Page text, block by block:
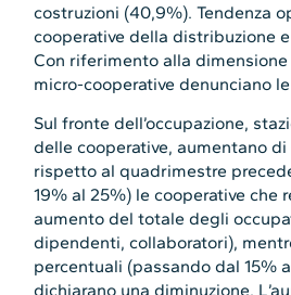
costruzioni (40,9%). Tendenza
cooperative della distribuzione
Con riferimento alla
micro-cooperative denunciano
Sul fronte dell’occupazione,
delle cooperative, aumentano
rispetto al quadrimestre
19% al 25%) le cooperative che
aumento del totale degli
dipendenti, collaboratori),
percentuali (passando dal 15%
dichiarano una diminuzione.